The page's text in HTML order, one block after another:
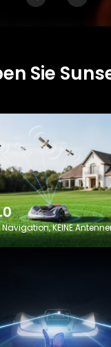
Sie
KEINE